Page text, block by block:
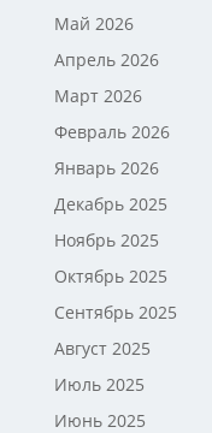
Май 2026
Апрель 2026
Март 2026
Февраль 2026
Январь 2026
Декабрь 2025
Ноябрь 2025
Октябрь 2025
Сентябрь 2025
Август 2025
Июль 2025
Июнь 2025